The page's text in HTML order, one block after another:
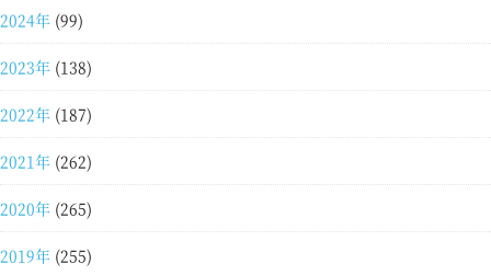
2024年 (99)
2023年 (138)
2022年 (187)
2021年 (262)
2020年 (265)
2019年 (255)